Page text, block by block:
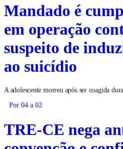
Mandado é
em operação
suspeito de
ao suicídio
A adolescente morreu após ser coagida
Por 04 a 02
TRE-CE nega